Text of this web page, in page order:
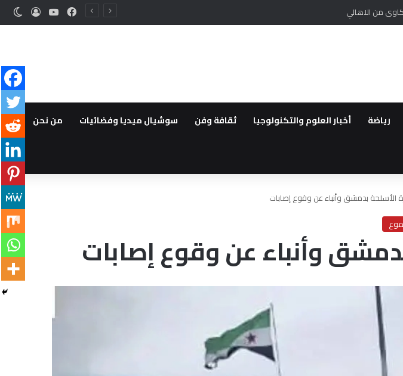
من الاهالي فيسبوك‫YouTube
تسجيل
رياضة أخبار العلوم والتكنولوجيا ثقافة وفن سوشيال ميديا وفضائيات من نحن
الأسلحة بدمشق وأنباء عن وقوع إصابات
وأنباء عن وقوع إصابات